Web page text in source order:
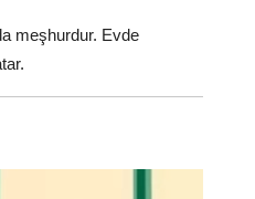
meşhurdur. Evde